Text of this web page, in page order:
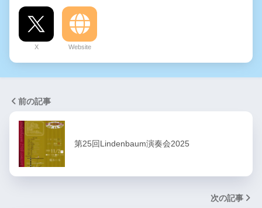
X Website
前の記事
第25回Lindenbaum演奏会2025
次の記事